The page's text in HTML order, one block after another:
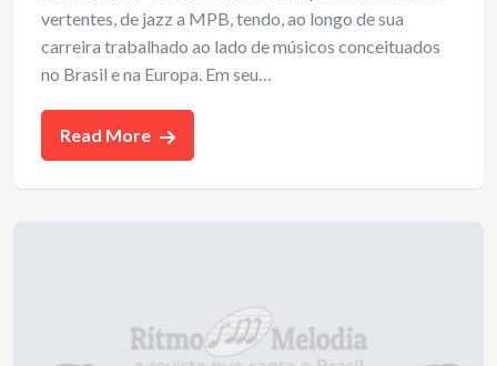
vertentes, de jazz a MPB, tendo, ao longo de sua
carreira trabalhado ao lado de músicos conceituados
no Brasil e na Europa. Em seu…
Read More